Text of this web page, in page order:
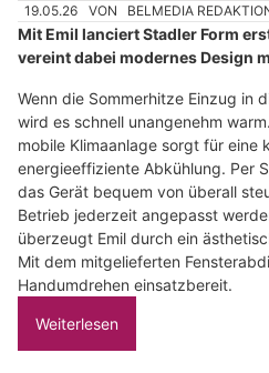
19.05.26 VON BELMEDIA
Mit Emil lanciert Stadler Form
vereint dabei modernes Design
Wenn die Sommerhitze Einzug in
wird es schnell unangenehm
mobile Klimaanlage sorgt für eine
energieeffiziente Abkühlung. Per
das Gerät bequem von überall
Betrieb jederzeit angepasst
überzeugt Emil durch ein
Mit dem mitgelieferten
Handumdrehen einsatzbereit.
Weiterlesen